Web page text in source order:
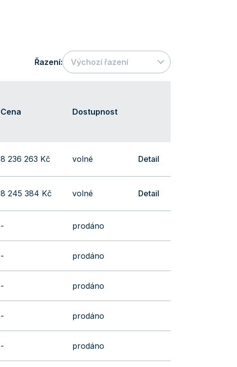
Řazení: Výchozí řazení
Cena Dostupnost
8 236 263 Kč volné Detail
8 245 384 Kč volné Detail
- prodáno
- prodáno
- prodáno
- prodáno
- prodáno